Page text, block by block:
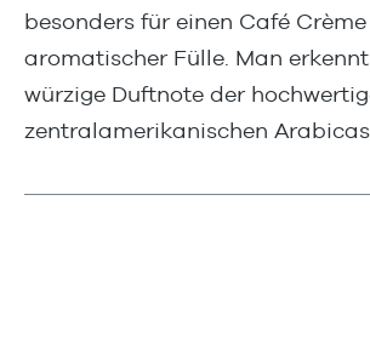
besonders für einen Café
aromatischer Fülle. Man
würzige Duftnote der
zentralamerikanischen